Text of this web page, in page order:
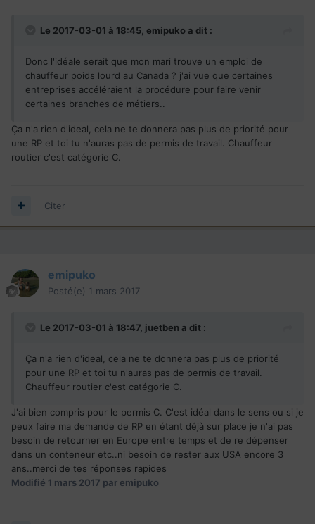
Le 2017-03-01 à 18:45, emipukoa dit :
Donc l'idéale serait que mon mari trouve un emploi de
chauffeur poids lourd au Canada ? j'ai vue que certaines
entreprises accéléraient la procédure pour faire venir
certaines branches de métiers..
Ça n'a rien d'ideal, cela ne te donnera pas plus de priorité pour
une RP et toi tu n'auras pas de permis de travail. Chauffeur
routier c'est catégorie C.
Citer
emipuko
Posté(e) 1 mars 2017
Le 2017-03-01 à 18:47, juetben a dit :
Ça n'a rien d'ideal, cela ne te donnera pas plus de priorité
pour une RP et toi tu n'auras pas de permis de travail.
Chauffeur routier c'est catégorie C.
J'ai bien compris pour le permis C. C'est idéal dans le sens ou si je
peux faire ma demande de RP en étant déjà sur place je n'ai pas
besoin de retourner en Europe entre temps et de re dépenser
dans un conteneur etc..ni besoin de rester aux USA encore 3
ans..merci de tes réponses rapides
Modifié 1 mars 2017 par emipuko